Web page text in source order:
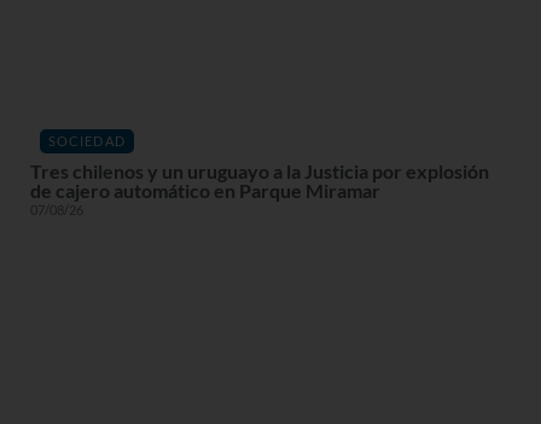
SOCIEDAD
Tres chilenos y un uruguayo a la Justicia por explosión
de cajero automático en Parque Miramar
07/08/26